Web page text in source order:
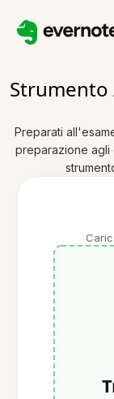
Strumento
Preparati
preparazione agli